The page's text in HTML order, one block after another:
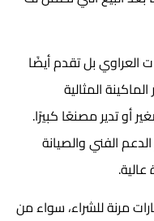
بل تقدم أيضًا
المثالية
أو تدير مصنعًا كبيرًا.
الفني والصيانة
مرنة للشراء، سواء من